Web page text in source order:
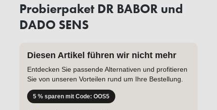
Probierpaket DR BABOR und
DADO SENS
Diesen Artikel führen wir nicht mehr
Entdecken Sie passende Alternativen und profitieren
Sie von unseren Vorteilen rund um Ihre Bestellung.
5 % sparen mit Code: OOS5